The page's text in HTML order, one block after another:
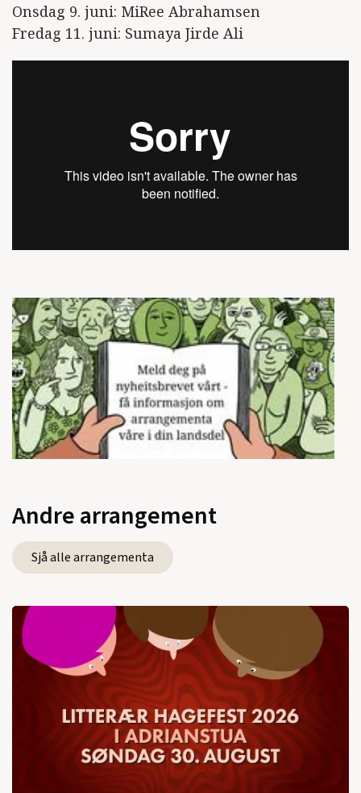
Onsdag 9. juni: MiRee Abrahamsen
Fredag 11. juni: Sumaya Jirde Ali
Andre arrangement
Sjå alle arrangementa